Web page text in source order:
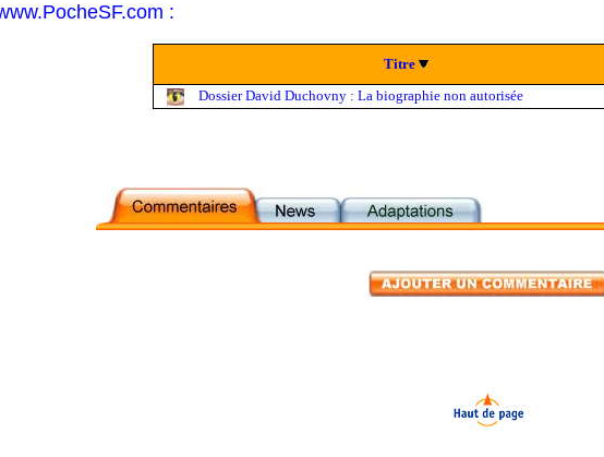
:
Titre
Dossier David Duchovny : La biographie non autorisée